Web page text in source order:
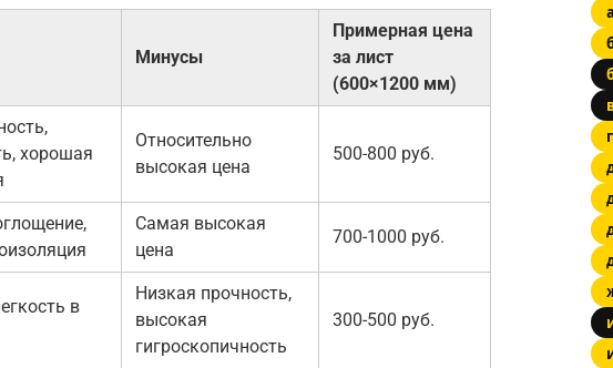
Минусы
Примерная цена
за лист
(600×1200 мм)
хорошая
Относительно
высокая цена
500-800 руб.
Самая высокая
цена
700-1000 руб.
в
Низкая прочность,
высокая
гигроскопичность
300-500 руб.